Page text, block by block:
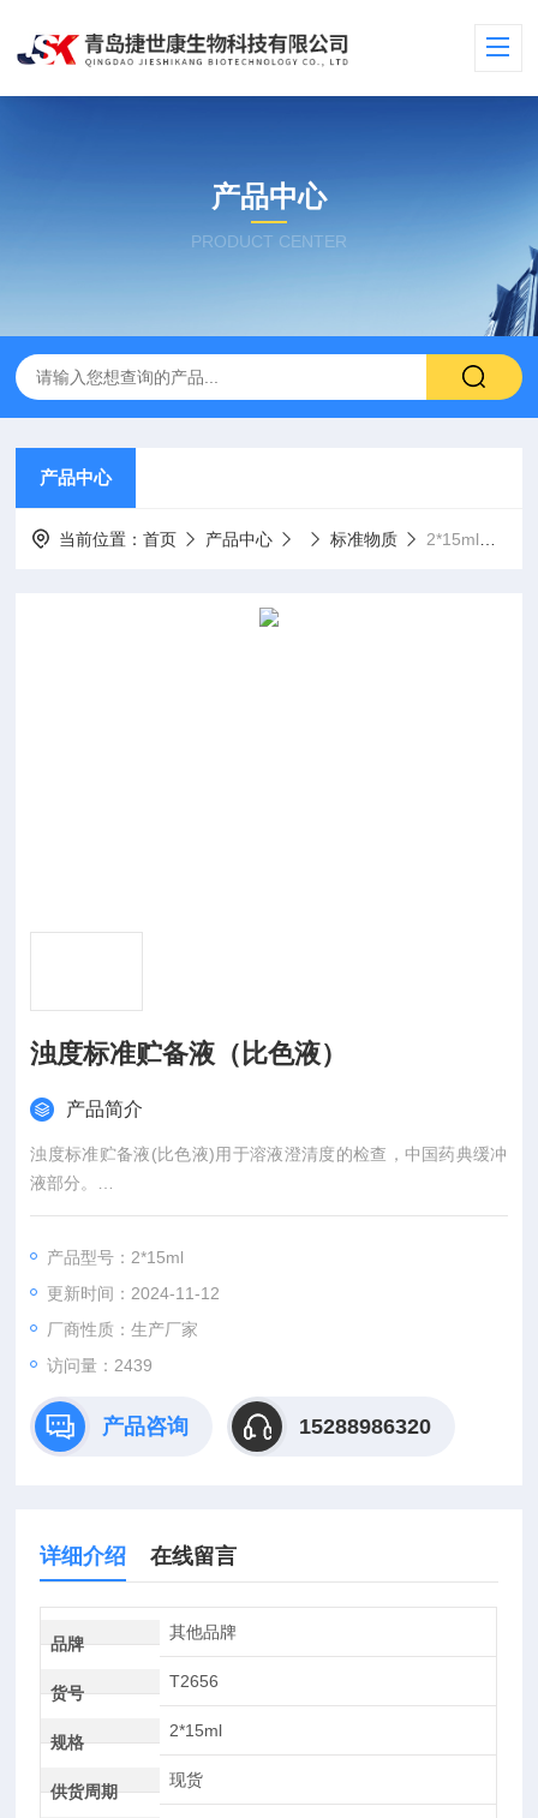
产品中心
PRODUCT CENTER
产品中心
当前位置：首页 产品中心 标准物质 2*15ml浊度标准贮备液（比色液）
浊度标准贮备液（比色液）
产品简介
浊度标准贮备液(比色液)用于溶液澄清度的检查，中国药典缓冲
液部分。
硫酸肼、乌洛托品等组成。
产品型号：2*15ml
更新时间：2024-11-12
厂商性质：生产厂家
访问量：2439
产品咨询 15288986320
详细介绍 在线留言
品牌
其他品牌
货号
T2656
规格
2*15ml
供货周期
现货